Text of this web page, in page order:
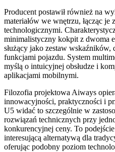
Producent postawił również na
materiałów we wnętrzu, łącząc
technologicznymi.
minimalistyczny kokpit z dwoma
służący jako zestaw
funkcjami pojazdu. System
myślą o intuicyjnej obsłudze i
aplikacjami mobilnymi.
Filozofia projektowa Aiways
innowacyjności, praktyczności i
U5 widać to szczególnie w
rozwiązań technicznych przy
konkurencyjnej ceny. To
interesującą alternatywą dla
oferując podobny poziom